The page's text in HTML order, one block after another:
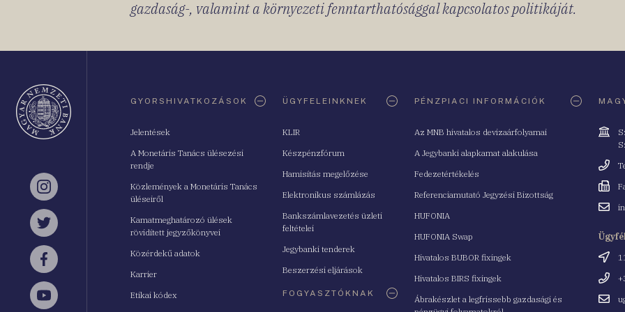
gazdaság-, valamint a környezeti fenntarthatósággal kapcsolatos politikáját.
Instagram
Twitter
Facebook
YouTube
GYORSHIVATKOZÁSOK
Jelentések
A Monetáris Tanács ülésezési
rendje
Közlemények a Monetáris Tanács
üléseiről
Kamatmeghatározó ülések
rövidített jegyzőkönyvei
Közérdekű adatok
Karrier
Etikai kódex
ÜGYFELEINKNEK
KLIR
Készpénzfórum
Hamisítás megelőzése
Elektronikus számlázás
Bankszámlavezetés üzleti
feltételei
Jegybanki tenderek
Beszerzési eljárások
FOGYASZTÓKNAK
PÉNZPIACI INFORMÁCIÓK
Az MNB hivatalos devizaárfolyamai
A Jegybanki alapkamat alakulása
Fedezetértékelés
Referenciamutató Jegyzési Bizottság
HUFONIA
HUFONIA Swap
Hivatalos BUBOR fixingek
Hivatalos BIRS fixingek
Ábrakészlet a legfrissebb gazdasági és
Cím
Fax
Email
Cím
Email